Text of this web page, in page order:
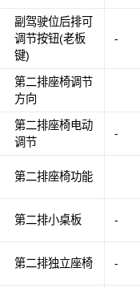
副驾驶位后排可
调节按钮(老板
键)
第二排座椅调节
方向
第二排座椅电动
调节
第二排座椅功能
第二排小桌板
第二排独立座椅
-
-
-
-